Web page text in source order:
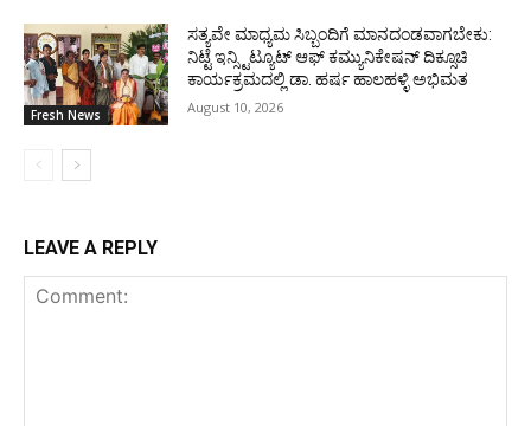
Fresh News
ಸತ್ಯವೇ ಮಾಧ್ಯಮ ಸಿಬ್ಬಂದಿಗೆ ಮಾನದಂಡವಾಗಬೇಕು:
ನಿಟ್ಟೆ ಇನ್ಸ್ಟಿಟ್ಯೂಟ್ ಆಫ್ ಕಮ್ಯುನಿಕೇಷನ್ ದಿಕ್ಸೂಚಿ
ಕಾರ್ಯಕ್ರಮದಲ್ಲಿ ಡಾ. ಹರ್ಷ ಹಾಲಹಳ್ಳಿ ಅಭಿಮತ
August 10, 2026
LEAVE A REPLY